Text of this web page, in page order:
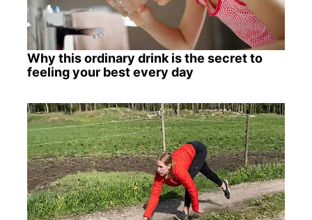
Why this ordinary drink is the secret to
feeling your best every day